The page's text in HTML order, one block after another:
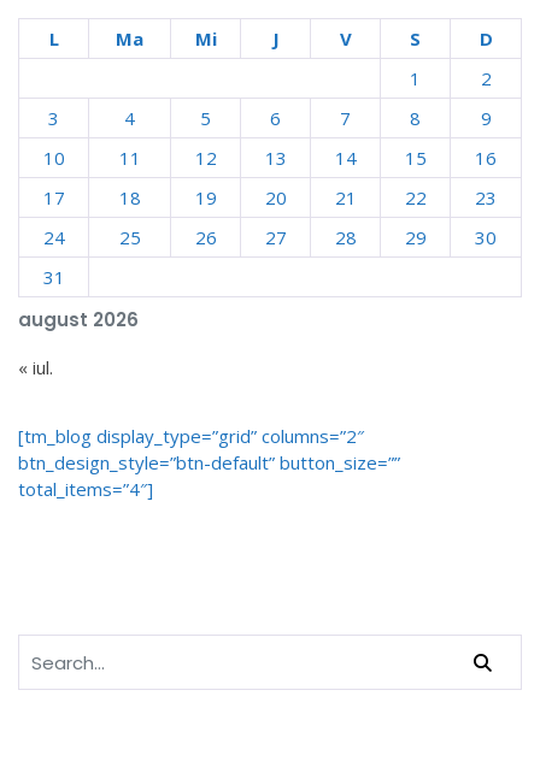
august 2026
L Ma Mi J V S
D
1
2
3
4 5 6 7 8
9
10
11 12 13 14 15
16
17
18 19 20 21 22
23
24
25 26 27 28 29
30
31
« iul.
[tm_blog display_type=”grid” columns=”2″
btn_design_style=”btn-default” button_size=””
total_items=”4″]